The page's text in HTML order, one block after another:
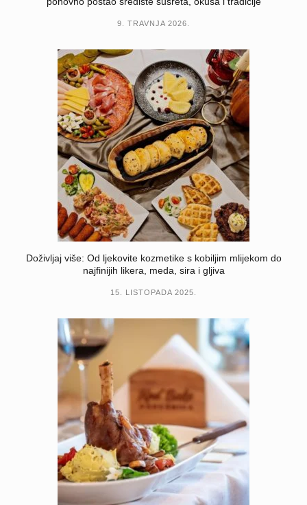
9. TRAVNJA 2026.
Doživljaj više: Od ljekovite kozmetike s kobiljim mlijekom do
najfinijih likera, meda, sira i gljiva
15. LISTOPADA 2025.